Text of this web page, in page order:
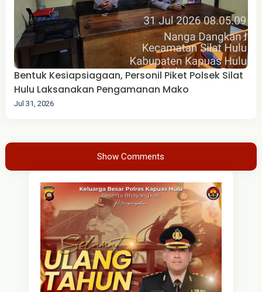
Bentuk Kesiapsiagaan, Personil Piket Polsek Silat
Hulu Laksanakan Pengamanan Mako
Jul 31, 2026
Show Comments